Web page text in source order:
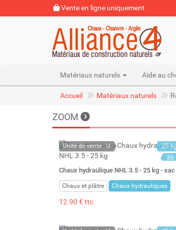
Vente en ligne uniquement
Matériaux naturels Aide au
Accueil Matériaux naturels
ZOOM
Unité de vente : U
25 kg
36 l
Chaux hydraulique NHL 3.5 - 25 kg - sac
Chaux et plâtre Chaux hydrauliques
12.90 € ttc